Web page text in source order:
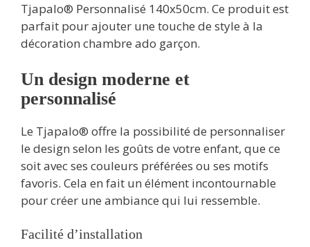
Tjapalo® Personnalisé 140x50cm. Ce produit est
parfait pour ajouter une touche de style à la
décoration chambre ado garçon.
Un design moderne et
personnalisé
Le Tjapalo® offre la possibilité de personnaliser
le design selon les goûts de votre enfant, que ce
soit avec ses couleurs préférées ou ses motifs
favoris. Cela en fait un élément incontournable
pour créer une ambiance qui lui ressemble.
Facilité d’installation